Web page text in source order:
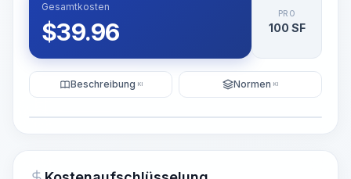
~15-30 Sek.
Gesamtkosten
$39.96
PRO
100 SF
Beschreibung KI Normen KI